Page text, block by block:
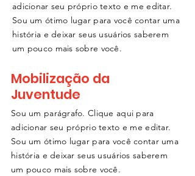
adicionar seu próprio texto e me editar.
Sou um ótimo lugar para você contar uma
história e deixar seus usuários saberem
um pouco mais sobre você.
Mobilização da
Juventude
Sou um parágrafo. Clique aqui para
adicionar seu próprio texto e me editar.
Sou um ótimo lugar para você contar uma
história e deixar seus usuários saberem
um pouco mais sobre você.